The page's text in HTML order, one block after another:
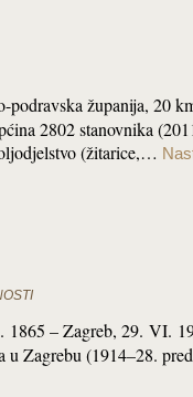
županija, 20
2802 stanovnika
(žitarice,…
– Zagreb, 29. VI.
Zagrebu (1914–28.